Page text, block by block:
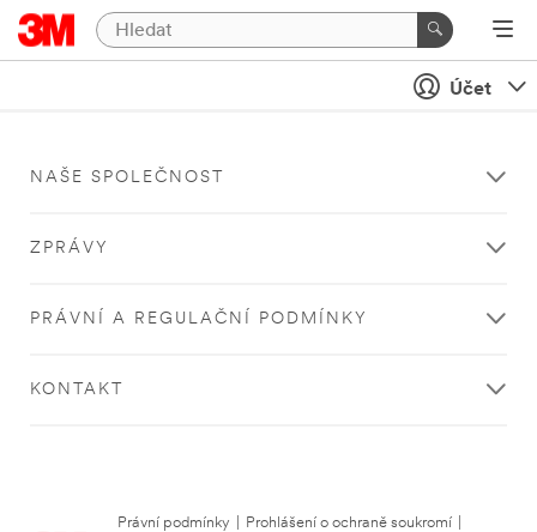
Účet
NAŠE SPOLEČNOST
ZPRÁVY
PRÁVNÍ A REGULAČNÍ PODMÍNKY
KONTAKT
Právní podmínky Prohlášení o ochraně soukromí